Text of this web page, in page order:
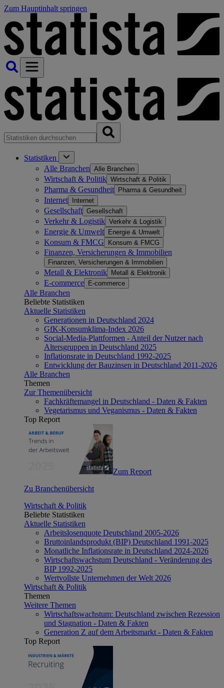
Zum Hauptinhalt springen
Statistiken
Alle Branchen Alle Branchen
Wirtschaft & Politik Wirtschaft & Politik
Pharma & Gesundheit Pharma & Gesundheit
Internet Internet
Gesellschaft Gesellschaft
Verkehr & Logistik Verkehr & Logistik
Energie & Umwelt Energie & Umwelt
Konsum & FMCG Konsum & FMCG
Finanzen, Versicherungen & Immobilien
Finanzen, Versicherungen & Immobilien
Metall & Elektronik Metall & Elektronik
E-commerce E-commerce
Alle Branchen
Beliebte Statistiken
Aktuelle Statistiken
Generationen in Deutschland 2024
GfK-Konsumklima-Index 2026
Social-Media-Plattformen - Anteil der Nutzer nach
Altersgruppen in Deutschland 2025
Inflationsrate in Deutschland 1992-2025
Entwicklung der Bauzinsen in Deutschland 2011-2026
Alle Branchen
Themen
Zur Themenübersicht
Fachkräftemangel in Deutschland - Daten & Fakten
Vegetarismus und Veganismus - Daten & Fakten
Top Report
Zum Report
Zu Branchenübersicht
Wirtschaft & Politik
Beliebte Statistiken
Aktuelle Statistiken
Arbeitslosenquote Deutschland 2005-2026
Bruttoinlandsprodukt (BIP) Deutschland 1991-2025
Monatliche Inflationsrate in Deutschland 2024-2026
Wirtschaftswachstum Deutschland - Veränderung des
BIP 1992-2025
Wertvollste Unternehmen der Welt 2026
Wirtschaft & Politik
Themen
Weitere Themen
Wirtschaftswachstum: Deutschland zwischen Rezession
und Stagnation - Daten & Fakten
Generation Z auf dem Arbeitsmarkt - Daten & Fakten
Top Report